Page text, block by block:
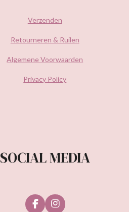
Verzenden
Retourneren & Ruilen
Algemene Voorwaarden
Privacy Policy
SOCIAL MEDIA
F I